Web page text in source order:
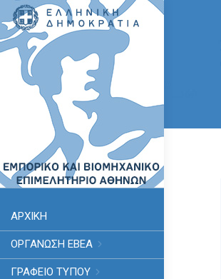
ΑΡΧΙΚΗ
ΟΡΓΑΝΩΣΗ ΕΒΕΑ
ΓΡΑΦΕΙΟ ΤΥΠΟΥ